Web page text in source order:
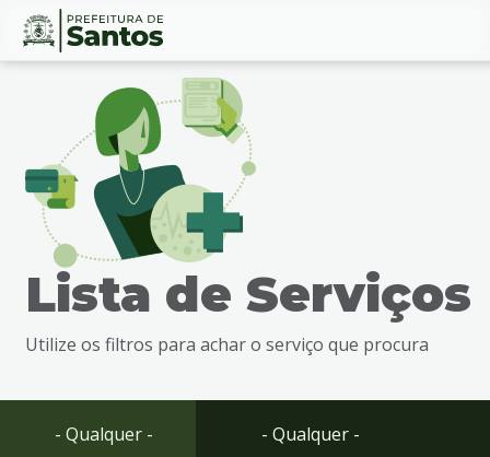
Ir
busca
Ir
Conteúdo
Lista de Serviços
Utilize os filtros para achar o serviço que procura
- Qualquer - - Qualquer -